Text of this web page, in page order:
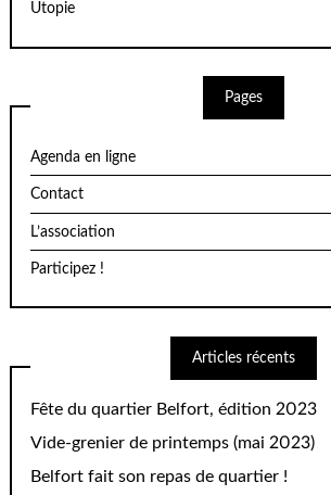
Utopie
Pages
Agenda en ligne
Contact
L’association
Participez !
Articles récents
Fête du quartier Belfort, édition 2023
Vide-grenier de printemps (mai 2023)
Belfort fait son repas de quartier !